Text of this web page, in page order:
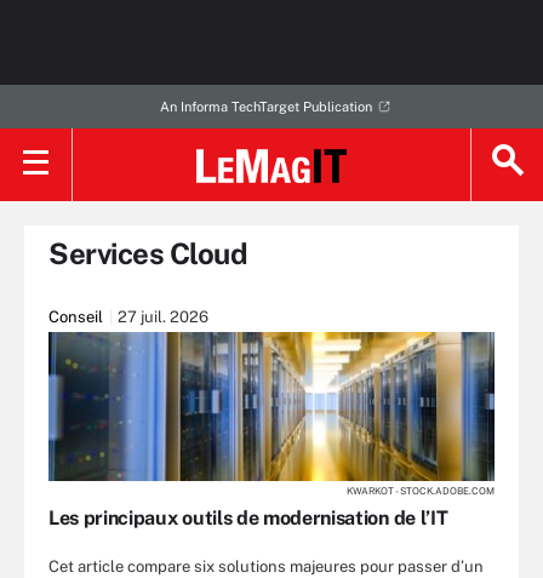
An Informa TechTarget Publication
Services Cloud
Conseil 27 juil. 2026
KWARKOT - STOCK.ADOBE.COM
Les principaux outils de modernisation de l’IT
Cet article compare six solutions majeures pour passer d’un